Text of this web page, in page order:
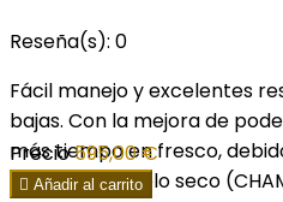
Reseña(s): 0
Fácil manejo y excelentes
bajas. Con la mejora de
más tiempo en fresco,
para hielo o hielo seco
Precio595,00 €
 Añadir al carrito